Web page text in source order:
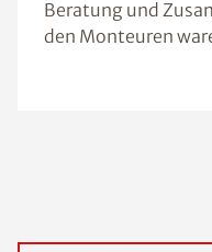
Beratung und
den Monteuren